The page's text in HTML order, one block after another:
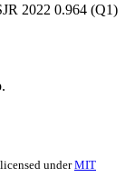
2022 0.964 (Q1)
underMIT